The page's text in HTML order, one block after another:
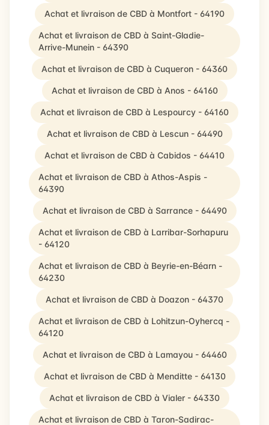
Achat et livraison de CBD à Montfort - 64190
Achat et livraison de CBD à Saint-Gladie-
Arrive-Munein - 64390
Achat et livraison de CBD à Cuqueron - 64360
Achat et livraison de CBD à Anos - 64160
Achat et livraison de CBD à Lespourcy - 64160
Achat et livraison de CBD à Lescun - 64490
Achat et livraison de CBD à Cabidos - 64410
Achat et livraison de CBD à Athos-Aspis -
64390
Achat et livraison de CBD à Sarrance - 64490
Achat et livraison de CBD à Larribar-Sorhapuru
- 64120
Achat et livraison de CBD à Beyrie-en-Béarn -
64230
Achat et livraison de CBD à Doazon - 64370
Achat et livraison de CBD à Lohitzun-Oyhercq -
64120
Achat et livraison de CBD à Lamayou - 64460
Achat et livraison de CBD à Menditte - 64130
Achat et livraison de CBD à Vialer - 64330
Achat et livraison de CBD à Taron-Sadirac-